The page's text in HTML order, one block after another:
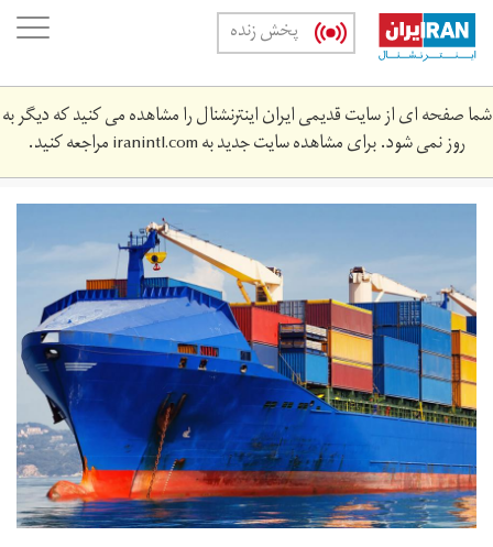
Skip
main
content
پخش زنده
شما صفحه ای از سایت قدیمی ایران اینترنشنال را مشاهده می کنید که دیگر به
روز نمی شود. برای مشاهده سایت جدید بهiranintl.comمراجعه کنید.
red.jpg